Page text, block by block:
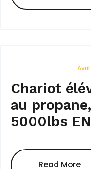
Avril
Chariot
au
5000lbs EN
Read More